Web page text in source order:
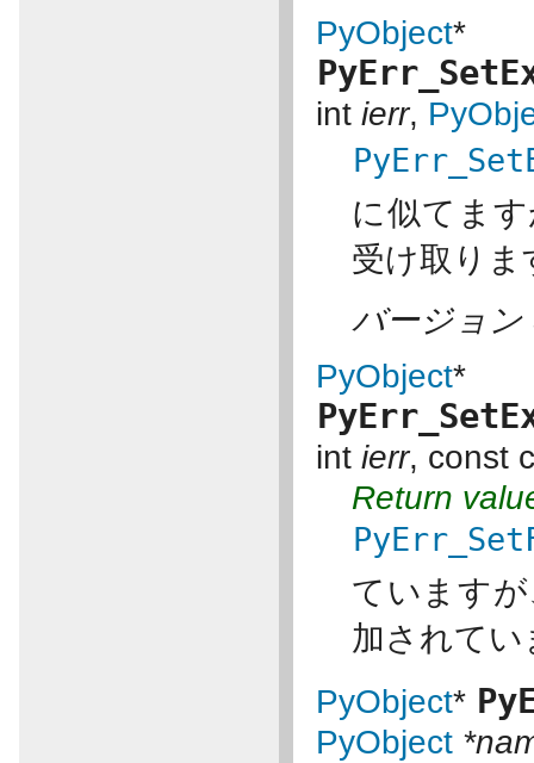
PyObject*
int ierr,
に似てま
受け取りま
バージョン
PyObject*
int ierr, const
Return
ています
加されてい
PyObject*
PyObject